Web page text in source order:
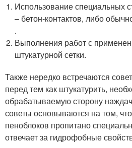
Использование специальных
– бетон-контактов, либо
.
Выполнения работ с
штукатурной сетки.
Также нередко встречаются
перед тем как штукатурить,
обрабатываемую сторону
советы основываются на том,
пеноблоков пропитано
отвечает за гидрофобные